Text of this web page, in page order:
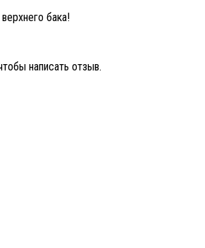
бака!
написать отзыв.